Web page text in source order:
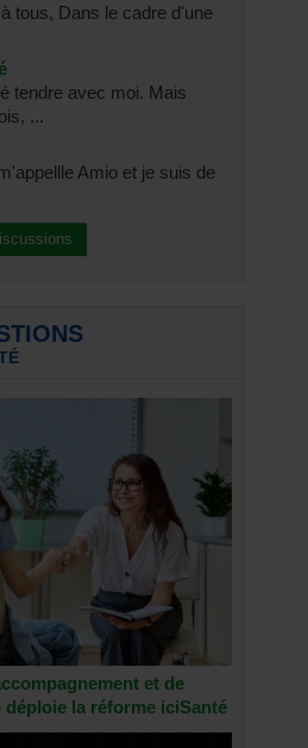
tous, Dans le cadre d'une
tendre avec moi. Mais
...
Amio et je suis de
et de
déploie la réforme iciSanté